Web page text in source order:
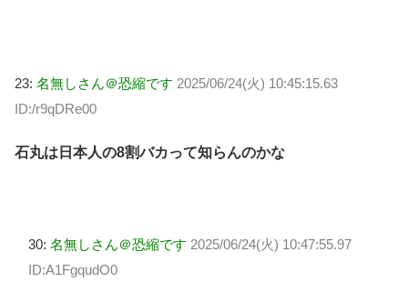
23: 名無しさん＠恐縮です 2025/06/24(火) 10:45:15.63
ID:/r9qDRe00
石丸は日本人の8割バカって知らんのかな
30: 名無しさん＠恐縮です 2025/06/24(火) 10:47:55.97
ID:A1FgqudO0